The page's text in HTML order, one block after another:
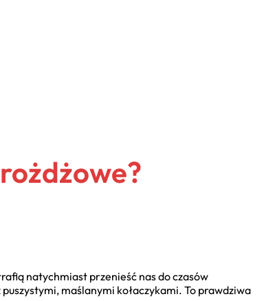
natychmiast przenieść nas do czasów
maślanymi kołaczykami. To prawdziwa